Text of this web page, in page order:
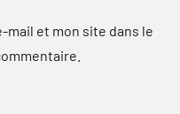
mail et mon site dans le